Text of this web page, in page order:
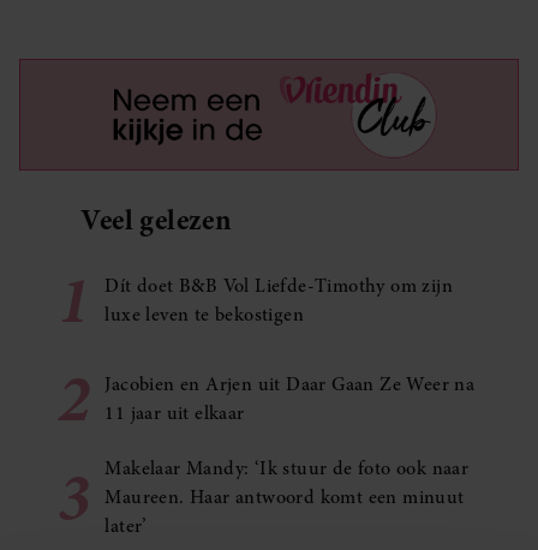
Veel gelezen
1
Dít doet B&B Vol Liefde-Timothy om zijn
luxe leven te bekostigen
2
Jacobien en Arjen uit Daar Gaan Ze Weer na
11 jaar uit elkaar
3
Makelaar Mandy: ‘Ik stuur de foto ook naar
Maureen. Haar antwoord komt een minuut
later’